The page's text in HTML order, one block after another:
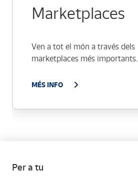
Marketplaces
Ven a tot el món a través dels
marketplaces més importants.
MÉS INFO
Per a tu